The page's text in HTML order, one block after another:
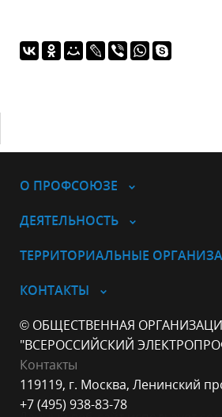
О ПРОФСОЮЗЕ
ДЕЯТЕЛЬНОСТЬ
ТЕРРИТОРИАЛЬНЫЕ
КОНТАКТЫ
© ОБЩЕСТВЕННАЯ
"ВСЕРОССИЙСКИЙ
Контакты
119119, г. Москва, Ленинский
+7 (495) 938-83-78